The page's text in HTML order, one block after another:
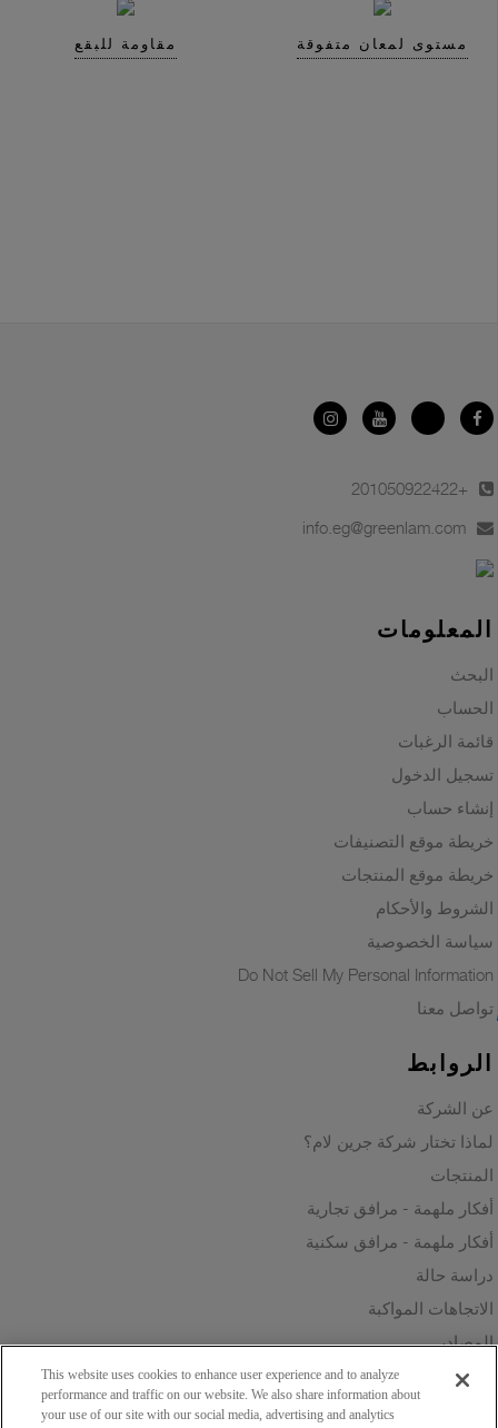
مقاومة للبقع مستوى لمعان متفوقة
+201050922422
info.eg@greenlam.com
المعلومات
البحث
الحساب
قائمة الرغبات
تسجيل الدخول
إنشاء حساب
خريطة موقع التصنيفات
خريطة موقع المنتجات
الشروط والأحكام
سياسة الخصوصية
Do Not Sell My Personal Information
تواصل معنا
الروابط
عن الشركة
لماذا تختار شركة جرين لام؟
المنتجات
أفكار ملهمة - مرافق تجارية
أفكار ملهمة - مرافق سكنية
دراسة حالة
الاتجاهات المواكبة
المصادر
الاستدامة
This website uses cookies to enhance user experience and to analyze
performance and traffic on our website. We also share information about
your use of our site with our social media, advertising and analytics